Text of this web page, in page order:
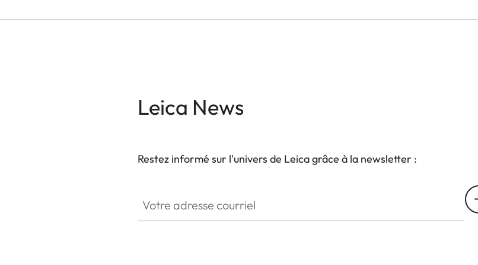
Leica News
Restez informé sur l'univers de Leica grâce à la newsletter :